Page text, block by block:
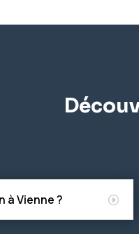
à Vienne ?